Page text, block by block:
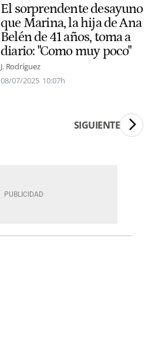
El sorprendente desayuno
que Marina, la hija de Ana
Belén de 41 años, toma a
diario: "Como muy poco"
J. Rodríguez
08/07/2025 10:07h
SIGUIENTE